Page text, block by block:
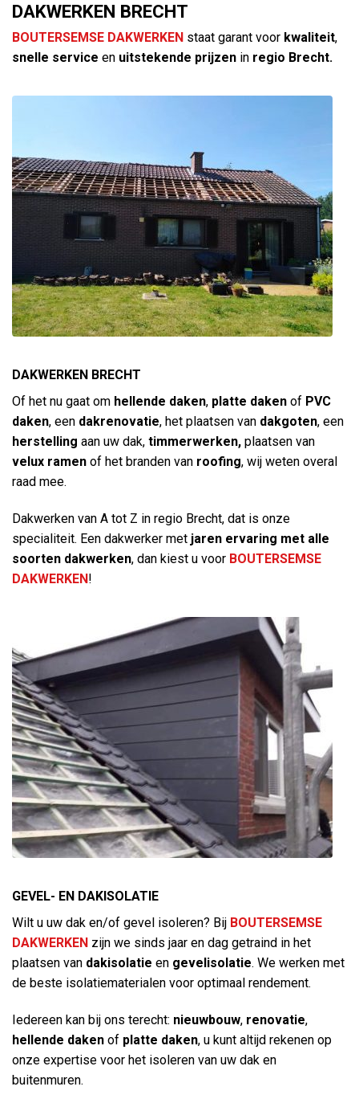
DAKWERKEN BRECHT
BOUTERSEMSE DAKWERKEN staat garant voor kwaliteit,
snelle service en uitstekende prijzen in regio Brecht.
DAKWERKEN BRECHT
Of het nu gaat om hellende daken, platte daken of PVC
daken, een dakrenovatie, het plaatsen van dakgoten, een
herstelling aan uw dak, timmerwerken, plaatsen van
velux ramen of het branden van roofing, wij weten overal
raad mee.
Dakwerken van A tot Z in regio Brecht, dat is onze
specialiteit. Een dakwerker met jaren ervaring met alle
soorten dakwerken, dan kiest u voor BOUTERSEMSE
DAKWERKEN !
GEVEL- EN DAKISOLATIE
Wilt u uw dak en/of gevel isoleren? Bij BOUTERSEMSE
DAKWERKEN zijn we sinds jaar en dag getraind in het
plaatsen van dakisolatie en gevelisolatie. We werken met
de beste isolatiematerialen voor optimaal rendement.
Iedereen kan bij ons terecht: nieuwbouw, renovatie,
hellende daken of platte daken, u kunt altijd rekenen op
onze expertise voor het isoleren van uw dak en
buitenmuren.